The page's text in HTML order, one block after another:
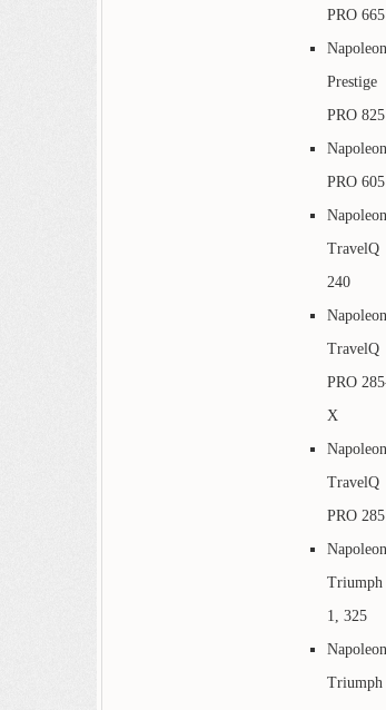
PRO 665
Napoleon
Prestige
PRO 825
Napoleon
PRO 605
Napoleon
TravelQ
240
Napoleon
TravelQ
PRO
X
Napoleon
TravelQ
PRO 285
Napoleon
Triumph
1, 325
Napoleon
Triumph